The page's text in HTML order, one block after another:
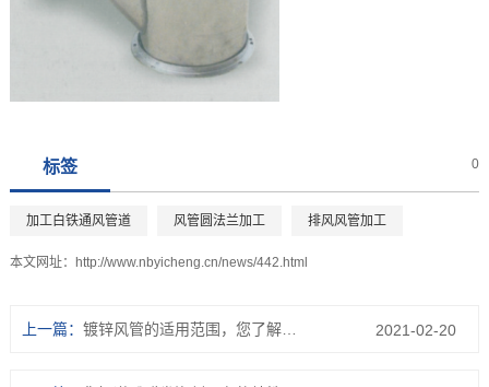
标签 0
加工白铁通风管道 风管圆法兰加工 排风风管加工
本文网址： http://www.nbyicheng.cn/news/442.html
上一篇： 镀锌风管的适用范围，您了解吗？ 2021-02-20